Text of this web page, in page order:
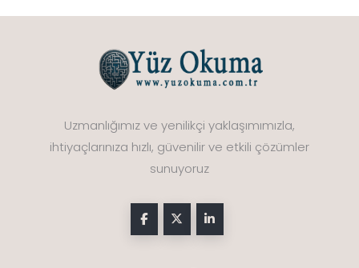
Uzmanlığımız ve yenilikçi yaklaşımımızla,
ihtiyaçlarınıza hızlı, güvenilir ve etkili çözümler
sunuyoruz